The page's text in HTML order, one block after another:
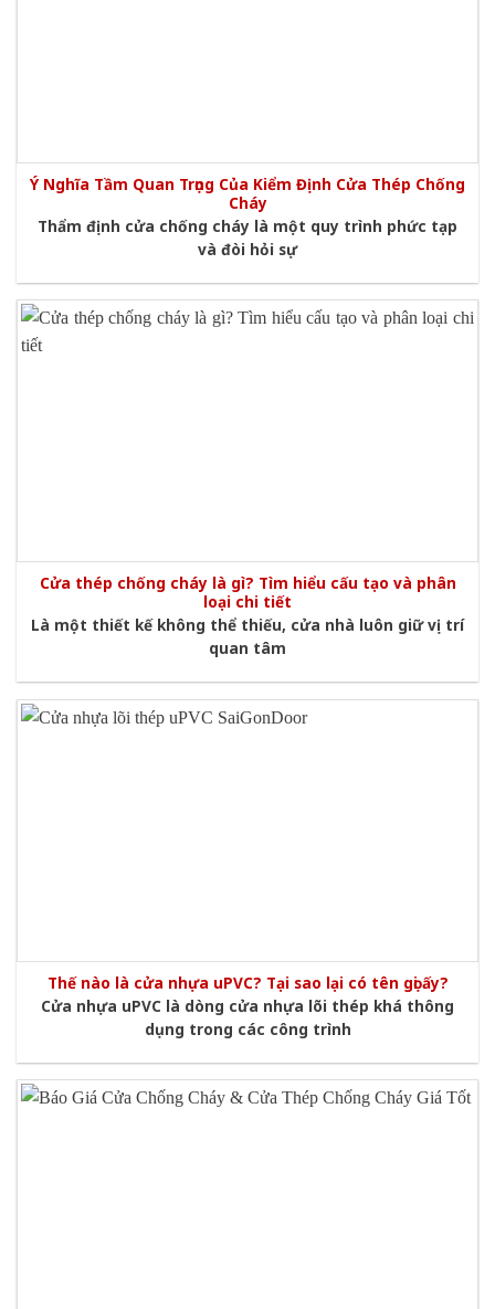
Ý Nghĩa Tầm Quan Trọng Của Kiểm Định Cửa Thép Chống
Cháy
Thẩm định cửa chống cháy là một quy trình phức tạp
và đòi hỏi sự
Cửa thép chống cháy là gì? Tìm hiểu cấu tạo và phân
loại chi tiết
Là một thiết kế không thể thiếu, cửa nhà luôn giữ vị trí
quan tâm
Thế nào là cửa nhựa uPVC? Tại sao lại có tên gọi ấy?
Cửa nhựa uPVC là dòng cửa nhựa lõi thép khá thông
dụng trong các công trình